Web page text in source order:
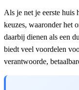
Als je net je eerste huis
keuzes, waaronder het
daarbij dienen als een
biedt veel voordelen
verantwoorde,